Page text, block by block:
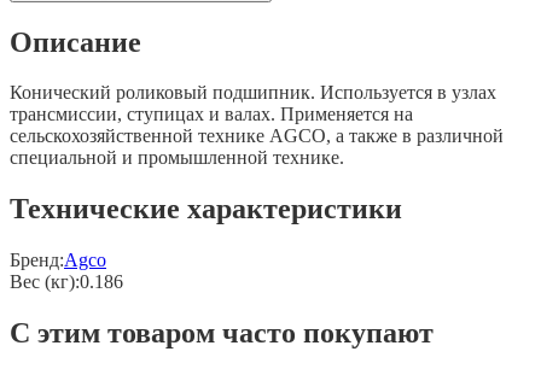
Описание
Конический роликовый подшипник. Используется в узлах
трансмиссии, ступицах и валах. Применяется на
сельскохозяйственной технике AGCO, а также в различной
специальной и промышленной технике.
Технические характеристики
Бренд:Agco
Вес (кг):0.186
С этим товаром часто покупают